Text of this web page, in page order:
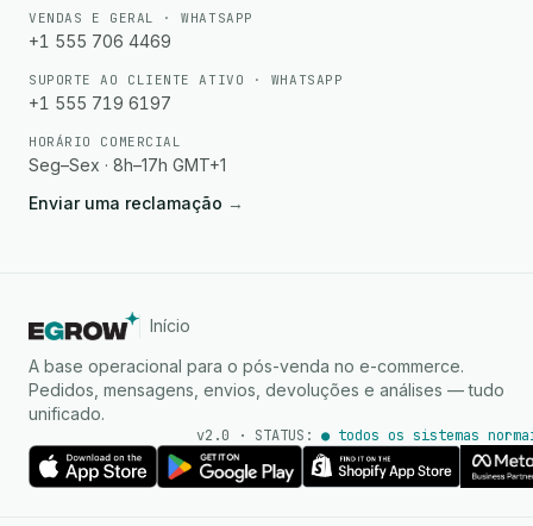
VENDAS E GERAL · WHATSAPP
+1 555 706 4469
SUPORTE AO CLIENTE ATIVO · WHATSAPP
+1 555 719 6197
HORÁRIO COMERCIAL
Seg–Sex · 8h–17h GMT+1
Enviar uma reclamação →
Início
A base operacional para o pós-venda no e-commerce.
Pedidos, mensagens, envios, devoluções e análises — tudo
unificado.
v2.0 · STATUS: ● todos os sistemas